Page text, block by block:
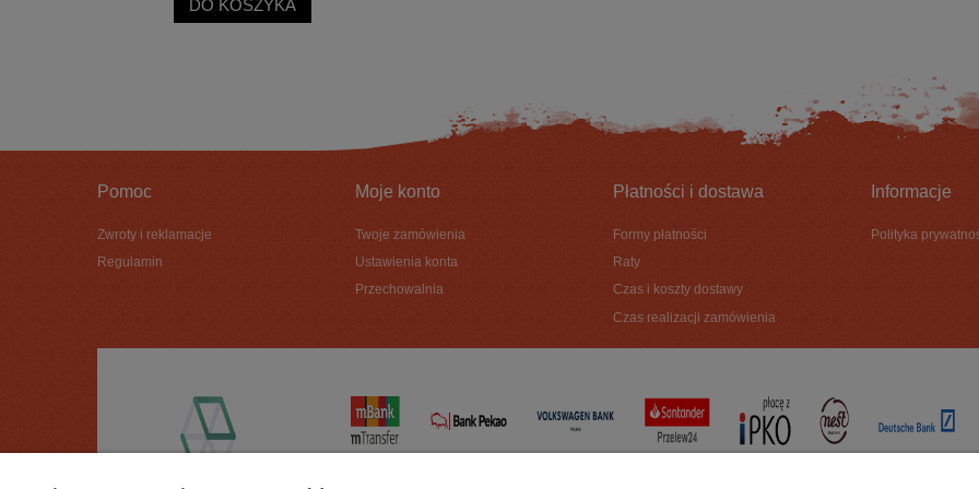
DO KOSZYKA
Pomoc
Zwroty i reklamacje
Regulamin
Moje konto
Twoje zamówienia
Ustawienia konta
Przechowalnia
Płatności i dostawa
Formy płatności
Raty
Czas i koszty dostawy
Czas realizacji zamówienia
Informacje
Polityka